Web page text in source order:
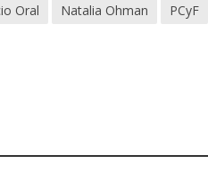
Oral Natalia Ohman PCyF